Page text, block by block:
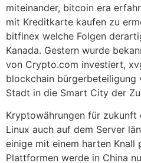
miteinander, bitcoin era
mit Kreditkarte kaufen zu
bitfinex welche Folgen
Kanada. Gestern wurde
von Crypto.com investiert,
blockchain
Stadt in die Smart City der
Kryptowährungen für zukunft
Linux auch auf dem Server
einige mit einem harten
Plattformen werde in China